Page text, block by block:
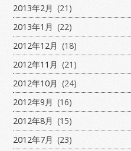
2013年2月 (21)
2013年1月 (22)
2012年12月 (18)
2012年11月 (21)
2012年10月 (24)
2012年9月 (16)
2012年8月 (15)
2012年7月 (23)